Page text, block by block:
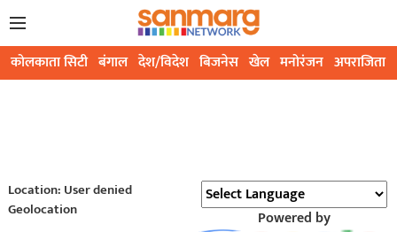
कोलकाता सिटी बंगाल देश/विदेश बिजनेस खेल मनोरंजन अपराजिता
Location: User denied
Geolocation
Powered by